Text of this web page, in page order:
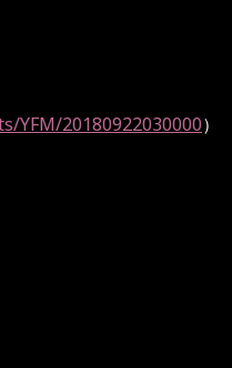
YFM/20180922030000）